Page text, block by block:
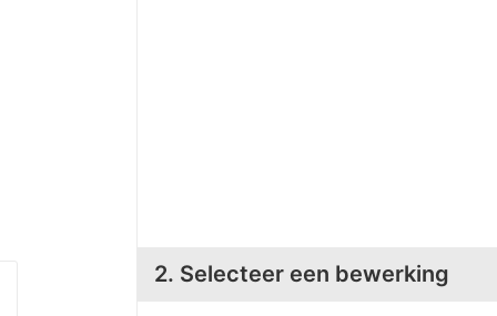
2. Selecteer een bewerking